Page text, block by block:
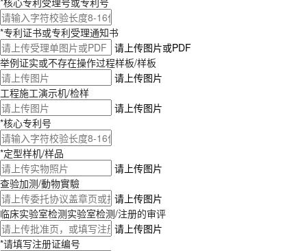
*专利证书或专利受理通知书
请上传图片或PDF
举例证实或不存在操作过程样板/样板
请上传图片
工程施工演示机/检样
请上传图片
*核心专利号
*定型样机/样品
请上传图片
查验加测/動物實驗
请上传图片
临床实验室检测实验室检测/注册的审评
请上传图片
*请填写注册证编号